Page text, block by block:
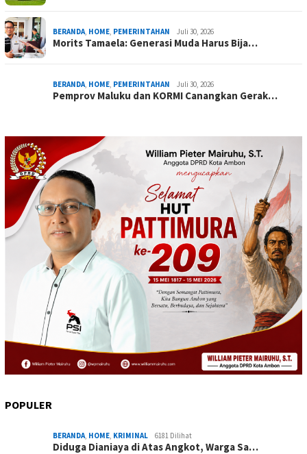
BERANDA, HOME, PEMERINTAHAN Juli 30, 2026
Morits Tamaela: Generasi Muda Harus Bija…
BERANDA, HOME, PEMERINTAHAN Juli 30, 2026
Pemprov Maluku dan KORMI Canangkan Gerak…
POPULER
BERANDA HOME KRIMINAL 6181 Dilihat
Diduga Dianiaya di Atas Angkot, Warga Sa…